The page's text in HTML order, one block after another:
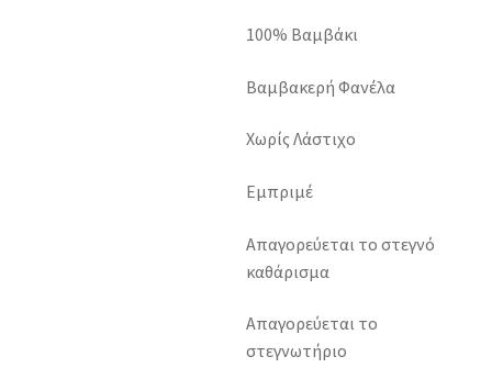
100% Βαμβάκι
Βαμβακερή Φανέλα
Χωρίς Λάστιχο
Εμπριμέ
Απαγορεύεται το στεγνό
καθάρισμα
Απαγορεύεται το
στεγνωτήριο